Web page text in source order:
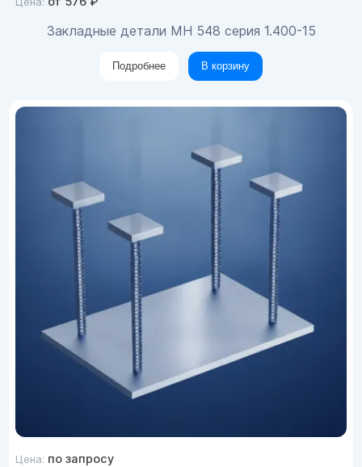
Закладные детали МН 548 серия 1.400-15
Подробнее В корзину
Цена: по запросу